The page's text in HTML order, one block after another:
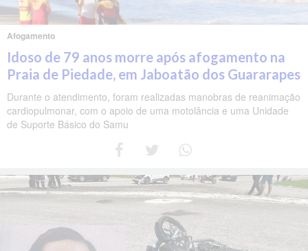
Afogamento
Idoso de 79 anos morre após afogamento na
Praia de Piedade, em Jaboatão dos Guararapes
Durante o atendimento, foram realizadas manobras de reanimação
cardiopulmonar, com o apoio de uma motolância e uma Unidade
de Suporte Básico do Samu